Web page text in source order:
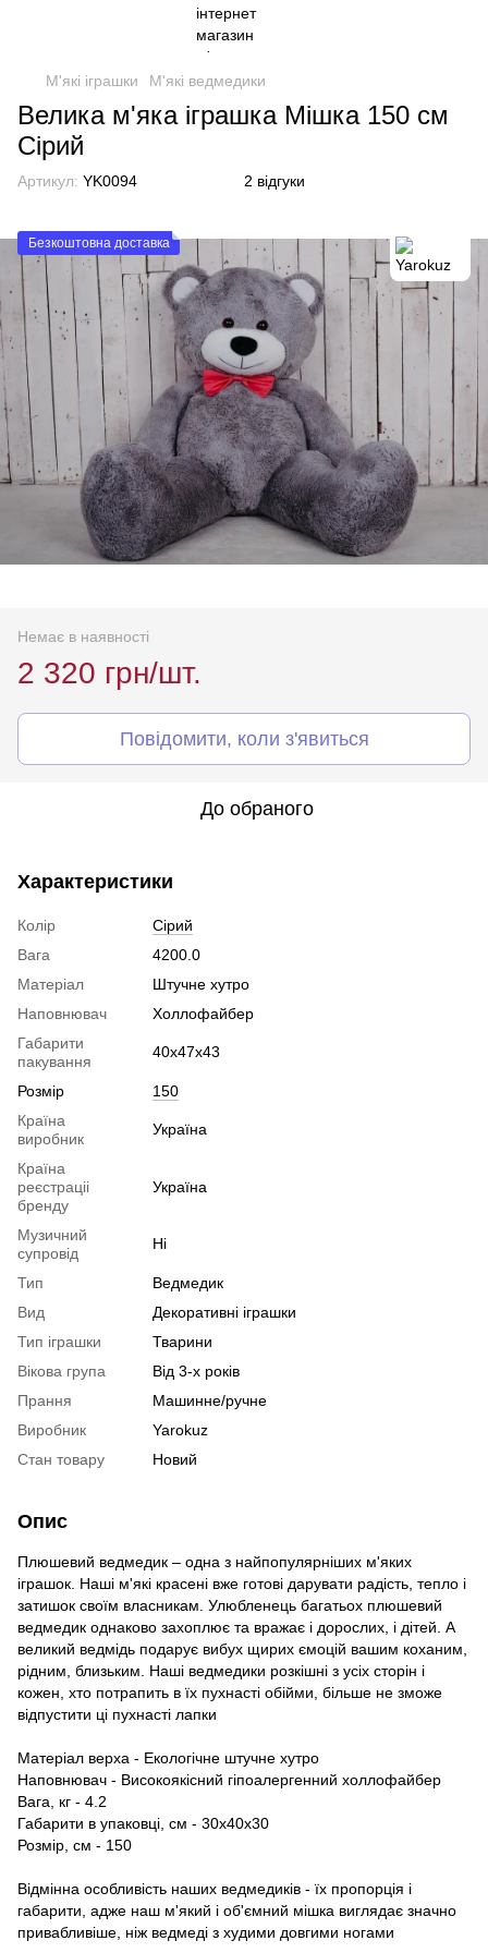
М'які іграшки М'які ведмедики
Велика м'яка іграшка Мішка 150 см
Сірий
Артикул: YK0094 2 відгуки
Безкоштовна доставка
Немає в наявності
2 320 грн/шт.
Повідомити, коли з'явиться
До обраного
Характеристики
Колір
Сірий
Вага
4200.0
Матеріал
Штучне хутро
Наповнювач
Холлофайбер
Габарити
пакування
40х47х43
Розмір
150
Країна
виробник
Україна
Країна
реєстраціі
бренду
Україна
Музичний
супровід
Ні
Тип
Ведмедик
Вид
Декоративні іграшки
Тип іграшки
Тварини
Вікова група
Від 3-х років
Прання
Машинне/ручне
Виробник
Yarokuz
Стан товару
Новий
Опис
Плюшевий ведмедик – одна з найпопулярніших м'яких
іграшок. Наші м'які красені вже готові дарувати радість, тепло і
затишок своїм власникам. Улюбленець багатьох плюшевий
ведмедик однаково захоплює та вражає і дорослих, і дітей. А
великий ведмідь подарує вибух щирих ємоцій вашим коханим,
рідним, близьким. Наші ведмедики розкішні з усіх сторін і
кожен, хто потрапить в їх пухнасті обійми, більше не зможе
відпустити ці пухнасті лапки
Матеріал верха - Екологічне штучне хутро
Наповнювач - Високоякісний гіпоалергенний холлофайбер
Вага, кг - 4.2
Габарити в упаковці, см - 30х40х30
Розмір, см - 150
Відмінна особливість наших ведмедиків - їх пропорція і
габарити, адже наш м'який і об'ємний мішка виглядає значно
привабливіше, ніж ведмеді з худими довгими ногами